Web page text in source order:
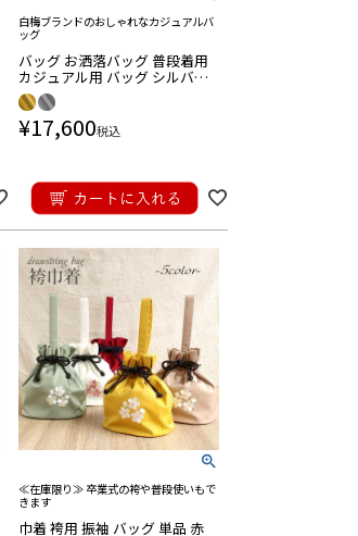
白梅ブランドのおしゃれなカジュアルバ
ッグ
バッグ お洒落バッグ 普段着用
カジュアル用 バッグ シルバー
グレー ゴールドベージュ ダマ
スク リーフ ボタニカル 全2色
日本製
¥17,600税込
≪在庫限り≫ 卒業式の袴や普段使いもで
きます
巾着 袴用 振袖 バッグ 単品 赤